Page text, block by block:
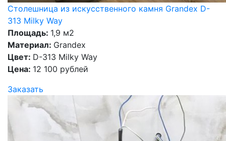
Столешница из искусственного камня Grandex D-
313 Milky Way
Площадь: 1,9 м2
Материал: Grandex
Цвет: D-313 Milky Way
Цена: 12 100 рублей
Заказать